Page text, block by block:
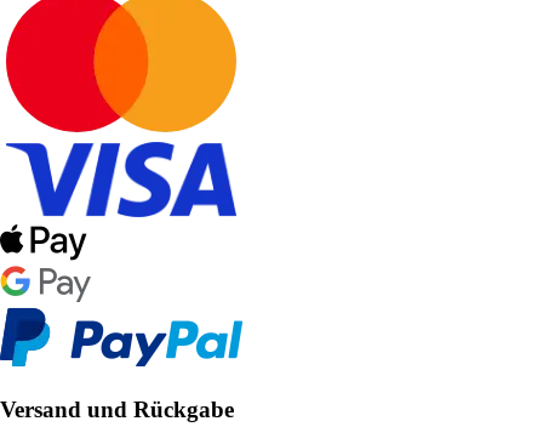
Versand und Rückgabe